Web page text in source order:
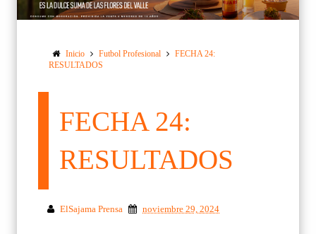
Inicio Futbol Profesional
FECHA 24:
RESULTADOS
FECHA 24:
RESULTADOS
ElSajama Prensa noviembre 29, 2024